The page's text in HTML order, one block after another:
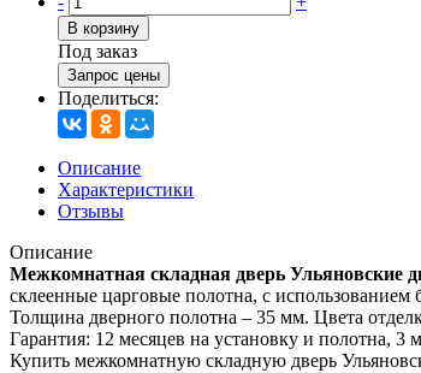
В корзину
Под заказ
Запрос цены
Поделиться:
Описание
Характеристики
Отзывы
Описание
Межкомнатная складная дверь Ульяновские
склеенные царговые полотна, с
Толщина дверного полотна – 35 мм. Цвета
Гарантия: 12 месяцев на установку и полотна, 3
Купить межкомнатную складную дверь